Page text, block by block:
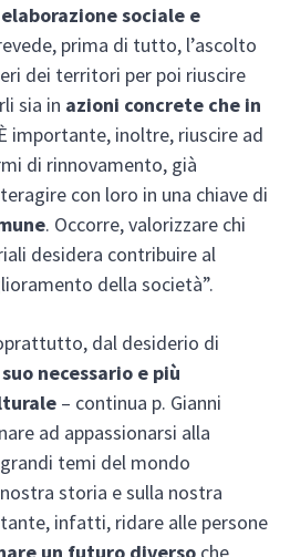
sociale e
prima di tutto, l’ascolto
dei territori per poi riuscire
sia in azioni concrete che in
importante, inoltre, riuscire ad
di rinnovamento, già
con loro in una chiave di
. Occorre, valorizzare chi
desidera contribuire al
della società”.
dal desiderio di
necessario e più
– continua p. Gianni
ad appassionarsi alla
temi del mondo
storia e sulla nostra
infatti, ridare alle persone